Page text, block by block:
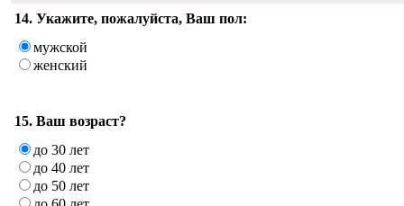
14. Укажите, пожалуйста, Ваш пол:
мужской
женский
15. Ваш возраст?
до 30 лет
до 40 лет
до 50 лет